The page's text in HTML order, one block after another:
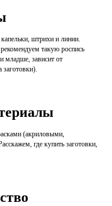
штрихи и линии.
такую роспись
младше, зависит от
заготовки).
(акриловыми,
где купить заготовки,